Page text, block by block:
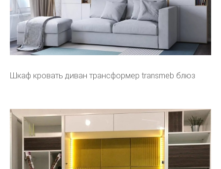
Шкаф кровать диван трансформер transmeb блюз